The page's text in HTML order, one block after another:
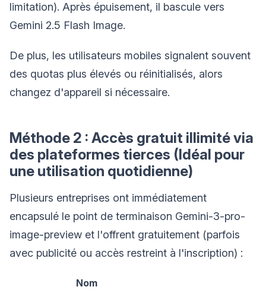
limitation). Après épuisement, il bascule vers
Gemini 2.5 Flash Image.
De plus, les utilisateurs mobiles signalent souvent
des quotas plus élevés ou réinitialisés, alors
changez d'appareil si nécessaire.
Méthode 2 : Accès gratuit illimité via
des plateformes tierces (Idéal pour
une utilisation quotidienne)
Plusieurs entreprises ont immédiatement
encapsulé le point de terminaison Gemini-3-pro-
image-preview et l'offrent gratuitement (parfois
avec publicité ou accès restreint à l'inscription) :
Nom